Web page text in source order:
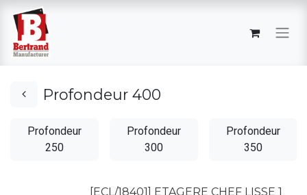
Profondeur 400
Profondeur
250
Profondeur
300
Profondeur
350
[ECL/18401] ETAGERE CHEF LISSE 1